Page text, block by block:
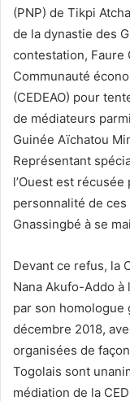
(PNP) de Tikpi
de la dynastie des
contestation, Faure
Communauté
(CEDEAO) pour
de médiateurs
Guinée Aïchatou
Représentant
l’Ouest est
personnalité de
Gnassingbé à se
Devant ce refus, la
Nana Akufo-Addo
par son homologue
décembre 2018,
organisées de
Togolais sont
médiation de la